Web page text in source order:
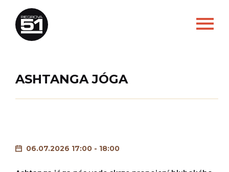
ASHTANGA JÓGA
06.07.2026 17:00 - 18:00